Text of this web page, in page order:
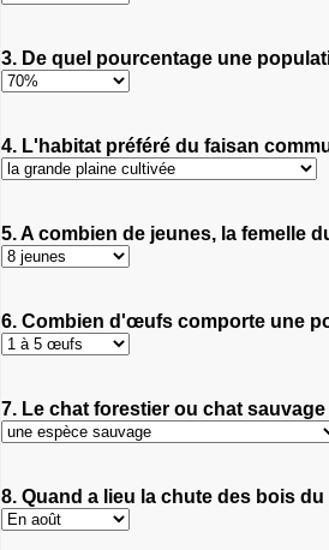
3. De quel pourcentage une
4. L'habitat préféré du faisan
5. A combien de jeunes, la femelle
6. Combien d'œufs comporte une
7. Le chat forestier ou chat sauvage
8. Quand a lieu la chute des bois